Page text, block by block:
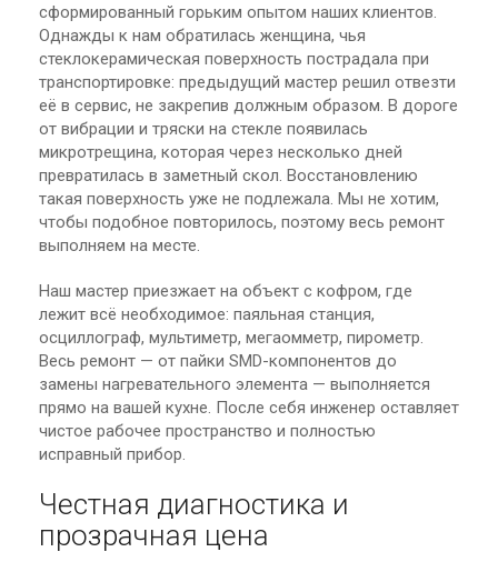
сформированный горьким опытом наших клиентов.
Однажды к нам обратилась женщина, чья
стеклокерамическая поверхность пострадала при
транспортировке: предыдущий мастер решил отвезти
её в сервис, не закрепив должным образом. В дороге
от вибрации и тряски на стекле появилась
микротрещина, которая через несколько дней
превратилась в заметный скол. Восстановлению
такая поверхность уже не подлежала. Мы не хотим,
чтобы подобное повторилось, поэтому весь ремонт
выполняем на месте.
Наш мастер приезжает на объект с кофром, где
лежит всё необходимое: паяльная станция,
осциллограф, мультиметр, мегаомметр, пирометр.
Весь ремонт — от пайки SMD-компонентов до
замены нагревательного элемента — выполняется
прямо на вашей кухне. После себя инженер оставляет
чистое рабочее пространство и полностью
исправный прибор.
Честная диагностика и
прозрачная цена